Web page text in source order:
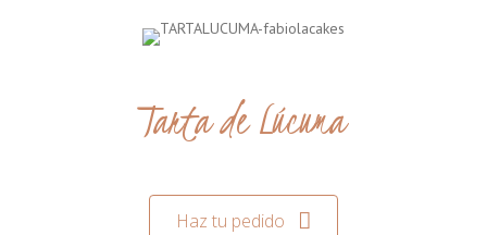
Tarta de Lúcuma
Haz tu pedido